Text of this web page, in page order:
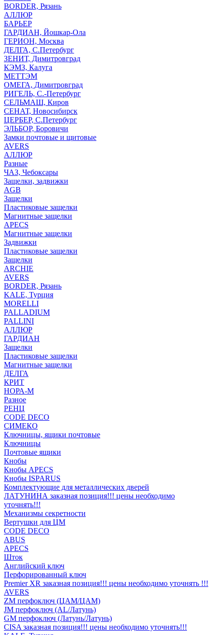
BORDER, Рязань
АЛЛЮР
БАРЬЕР
ГАРДИАН, Йошкар-Ола
ГЕРИОН, Москва
ДЕЛГА, С.Петербург
ЗЕНИТ, Димитровград
КЭМЗ, Калуга
МЕТТЭМ
ОМЕГА, Димитровград
РИГЕЛЬ, С.-Петербург
СЕЛЬМАШ, Киров
СЕНАТ, Новосибирск
ЦЕРБЕР, С.Петербург
ЭЛЬБОР, Боровичи
Замки почтовые и щитовые
AVERS
АЛЛЮР
Разные
ЧАЗ, Чебоксары
Защелки, задвижки
AGB
Защелки
Пластиковые защелки
Магнитные защелки
APECS
Магнитные защелки
Задвижки
Пластиковые защелки
Защелки
ARCHIE
AVERS
BORDER, Рязань
KALE, Турция
MORELLI
PALLADIUM
PALLINI
АЛЛЮР
ГАРДИАН
Защелки
Пластиковые защелки
Магнитные защелки
ДЕЛГА
КРИТ
НОРА-М
Разное
РЕНЦ
СODE DECO
СИМЕКО
Ключницы, ящики почтовые
Ключницы
Почтовые ящики
Кнобы
Кнобы APECS
Кнобы ISPARUS
Комплектующие для металлических дверей
ЛАТУНИНА заказная позиция!!! цены необходимо
уточнять!!!
Механизмы секретности
Вертушки для ЦМ
CODE DECO
ABUS
APECS
Шток
Английский ключ
Перфорированный ключ
Premier XR заказная позиция!!! цены необходимо уточнять !!!
AVERS
ZM перфоключ (ЦАМ/ЦАМ)
JМ перфоключ (АL/Латунь)
GM перфоключ (Латунь/Латунь)
CISA заказная позиция!!! цены необходимо уточнять!!!